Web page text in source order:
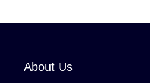
About Us